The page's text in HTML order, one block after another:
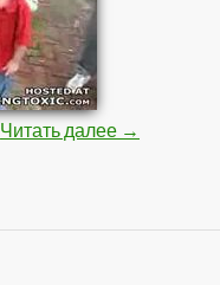
Читать далее Детишки
→